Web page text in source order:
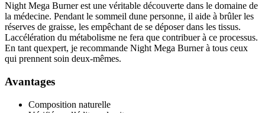
Night Mega Burner est une véritable découverte dans le domaine de
la médecine. Pendant le sommeil dune personne, il aide à brûler les
réserves de graisse, les empêchant de se déposer dans les tissus.
Laccélération du métabolisme ne fera que contribuer à ce processus.
En tant quexpert, je recommande Night Mega Burner à tous ceux
qui prennent soin deux-mêmes.
Avantages
Composition naturelle